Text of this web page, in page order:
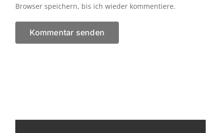
Browser speichern, bis ich wieder kommentiere.